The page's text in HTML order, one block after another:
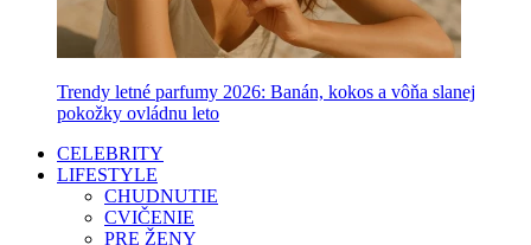
Trendy letné parfumy 2026: Banán, kokos a vôňa slanej
pokožky ovládnu leto
CELEBRITY
LIFESTYLE
CHUDNUTIE
CVIČENIE
PRE ŽENY